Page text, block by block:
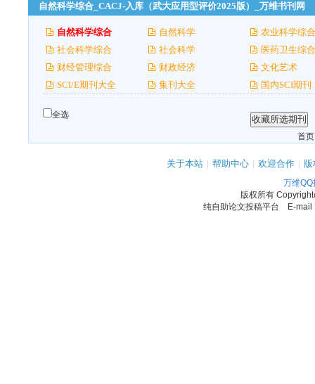
自然科学综合_CACJ-入库（武大应用型评价2025版）_万维书刊网
自然科学综合 自然科学
农业科学综合
社会科学综合
社会科学
医药卫生综合
财经管理综合
财政经济
文化艺术
SCI/E期刊大全
集刊大全 国内SCI期刊
全选
首
关于本站 | 帮助中心 | 欢迎合作 |
万维
版权所有
纯自助论文投稿平台 E-mail